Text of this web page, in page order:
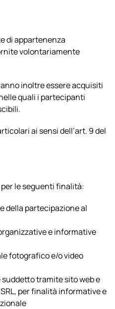
di appartenenza
volontariamente
inoltre essere acquisiti
quali i partecipanti
ai sensi dell’art. 9 del
le seguenti finalità:
della partecipazione al
e informative
fotografico e/o video
tramite sito web e
per finalità informative e